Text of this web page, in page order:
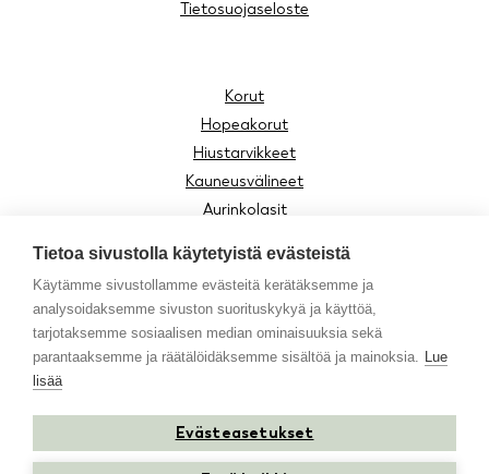
Tietosuojaseloste
Korut
Hopeakorut
Hiustarvikkeet
Kauneusvälineet
Aurinkolasit
Lasten tuotteet
Asusteet
Moomin by Cailap
Vinkit
InstagramFacebookYoutube
Tietoa sivustolla käytetyistä evästeistä
Käytämme sivustollamme evästeitä kerätäksemme ja
analysoidaksemme sivuston suorituskykyä ja käyttöä,
tarjotaksemme sosiaalisen median ominaisuuksia sekä
parantaaksemme ja räätälöidäksemme sisältöä ja mainoksia. Lue
lisää
Evästeasetukset